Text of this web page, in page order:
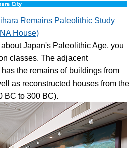
Remains Paleolithic Study
House)
Japan's Paleolithic Age, you
classes. The adjacent
the remains of buildings from
as reconstructed houses from the
BC to 300 BC).